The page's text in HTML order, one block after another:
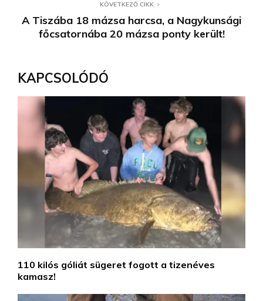
KÖVETKEZŐ CIKK
A Tiszába 18 mázsa harcsa, a Nagykunsági
főcsatornába 20 mázsa ponty került!
KAPCSOLÓDÓ
110 kilós góliát sügeret fogott a tizenéves
kamasz!